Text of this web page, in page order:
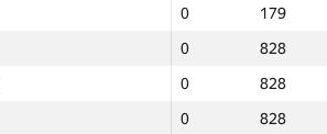
0
179
0
828
0
828
0
828
0
179
0
828
0
828
0
828